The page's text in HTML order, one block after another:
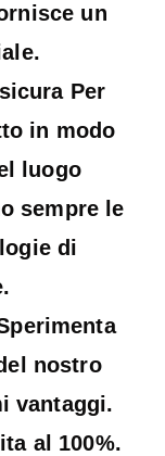
un
Per
in modo
luogo
sempre le
di
nostro
vantaggi.
al 100%.